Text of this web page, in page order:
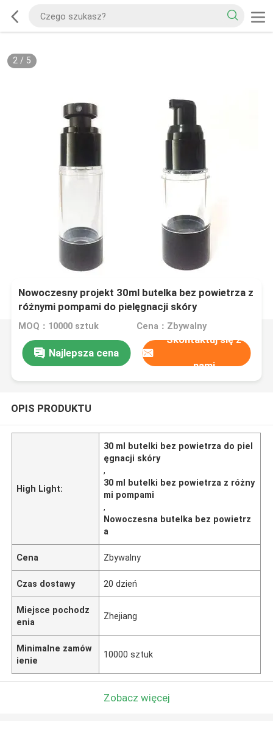
2/ 5
Nowoczesny projekt 30ml butelka bez powietrza z
różnymi pompami do pielęgnacji skóry
MOQ：10000 sztuk Cena：Zbywalny
Najlepsza cena
Skontaktuj się z
nami
OPIS PRODUKTU
High Light:
30 ml butelki bez powietrza do piel
ęgnacji skóry
,
30 ml butelki bez powietrza z różny
mi pompami
,
Nowoczesna butelka bez powietrz
a
Cena Zbywalny
Czas dostawy 20 dzień
Miejsce pochodz
enia
Zhejiang
Minimalne zamów
ienie
10000 sztuk
Zobacz więcej